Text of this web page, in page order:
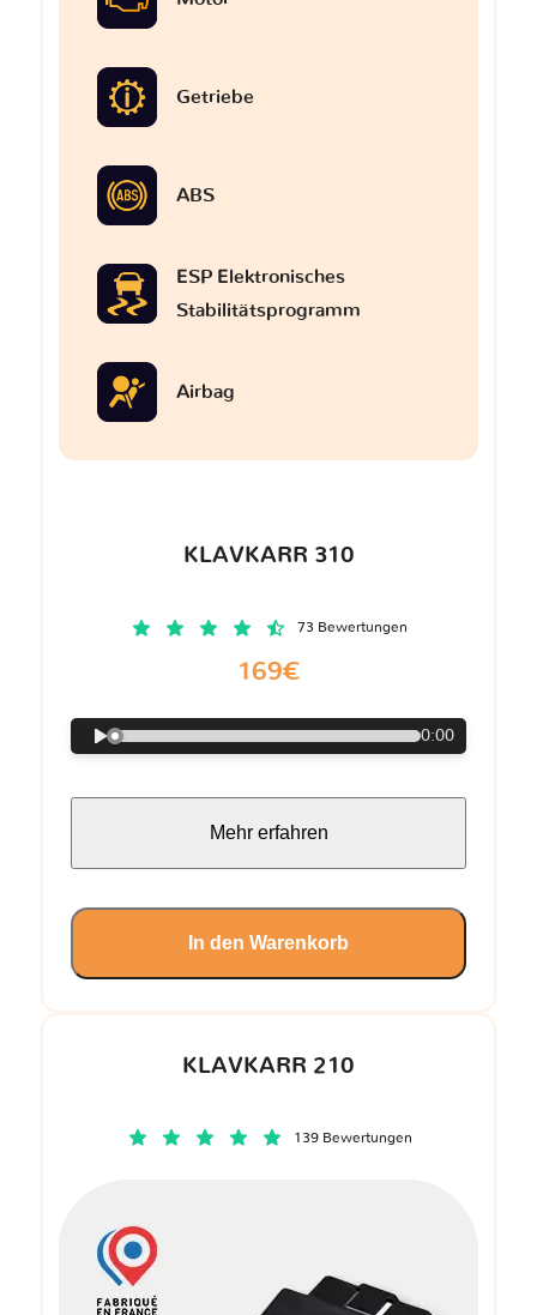
KLAVKARR 210
139 Bewertungen
Getriebe
ABS
ESP Elektronisches
Stabilitätsprogramm
Airbag
KLAVKARR 310
73 Bewertungen
169€
0:00
Mehr erfahren
In den Warenkorb